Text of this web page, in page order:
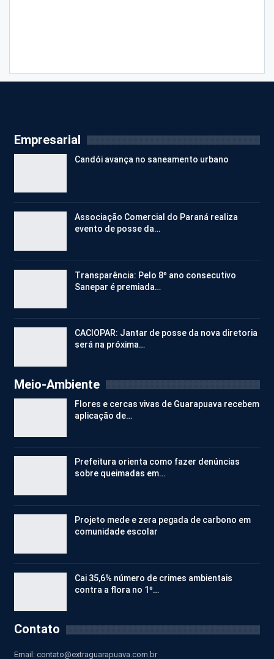
Empresarial
Candói avança no saneamento urbano
Associação Comercial do Paraná realiza
evento de posse da…
Transparência: Pelo 8º ano consecutivo
Sanepar é premiada…
CACIOPAR: Jantar de posse da nova diretoria
será na próxima…
Meio-Ambiente
Flores e cercas vivas de Guarapuava recebem
aplicação de…
Prefeitura orienta como fazer denúncias
sobre queimadas em…
Projeto mede e zera pegada de carbono em
comunidade escolar
Cai 35,6% número de crimes ambientais
contra a flora no 1º…
Contato
Email: contato@extraguarapuava.com.br